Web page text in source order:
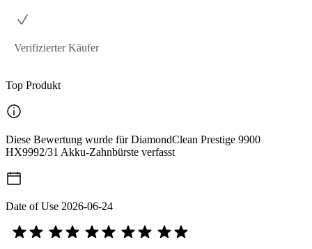
Verifizierter Käufer
Top Produkt
Diese Bewertung wurde für DiamondClean Prestige 9900
HX9992/31 Akku-Zahnbürste verfasst
Date of Use 2026-06-24